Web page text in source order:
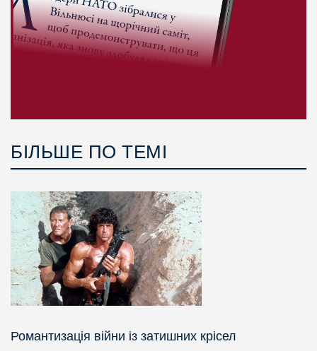
БІЛЬШЕ ПО ТЕМІ
Романтизація війни із затишних крісел